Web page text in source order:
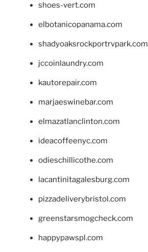
shoes-vert.com
elbotanicopanama.com
shadyoaksrockportrvpark.com
jccoinlaundry.com
kautorepair.com
marjaeswinebar.com
elmazatlanclinton.com
ideacoffeenyc.com
odieschillicothe.com
lacantinitagalesburg.com
pizzadeliverybristol.com
greenstarsmogcheck.com
happypawspl.com